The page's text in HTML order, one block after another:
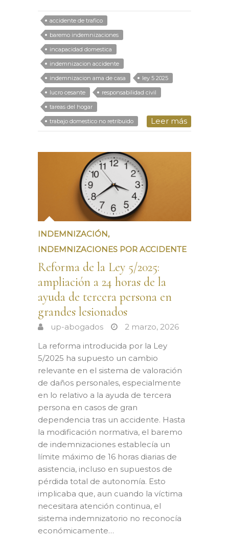
accidente de trafico
baremo indemnizaciones
incapacidad domestica
indemnizacion accidente
indemnizacion ama de casa
ley 5 2025
lucro cesante
responsabilidad civil
tareas del hogar
trabajo domestico no retribuido
Leer más
INDEMNIZACIÓN,
INDEMNIZACIONES POR ACCIDENTE
Reforma de la Ley 5/2025:
ampliación a 24 horas de la
ayuda de tercera persona en
grandes lesionados
up-abogados
2 marzo, 2026
La reforma introducida por la Ley
5/2025 ha supuesto un cambio
relevante en el sistema de valoración
de daños personales, especialmente
en lo relativo a la ayuda de tercera
persona en casos de gran
dependencia tras un accidente. Hasta
la modificación normativa, el baremo
de indemnizaciones establecía un
límite máximo de 16 horas diarias de
asistencia, incluso en supuestos de
pérdida total de autonomía. Esto
implicaba que, aun cuando la víctima
necesitara atención continua, el
sistema indemnizatorio no reconocía
económicamente…